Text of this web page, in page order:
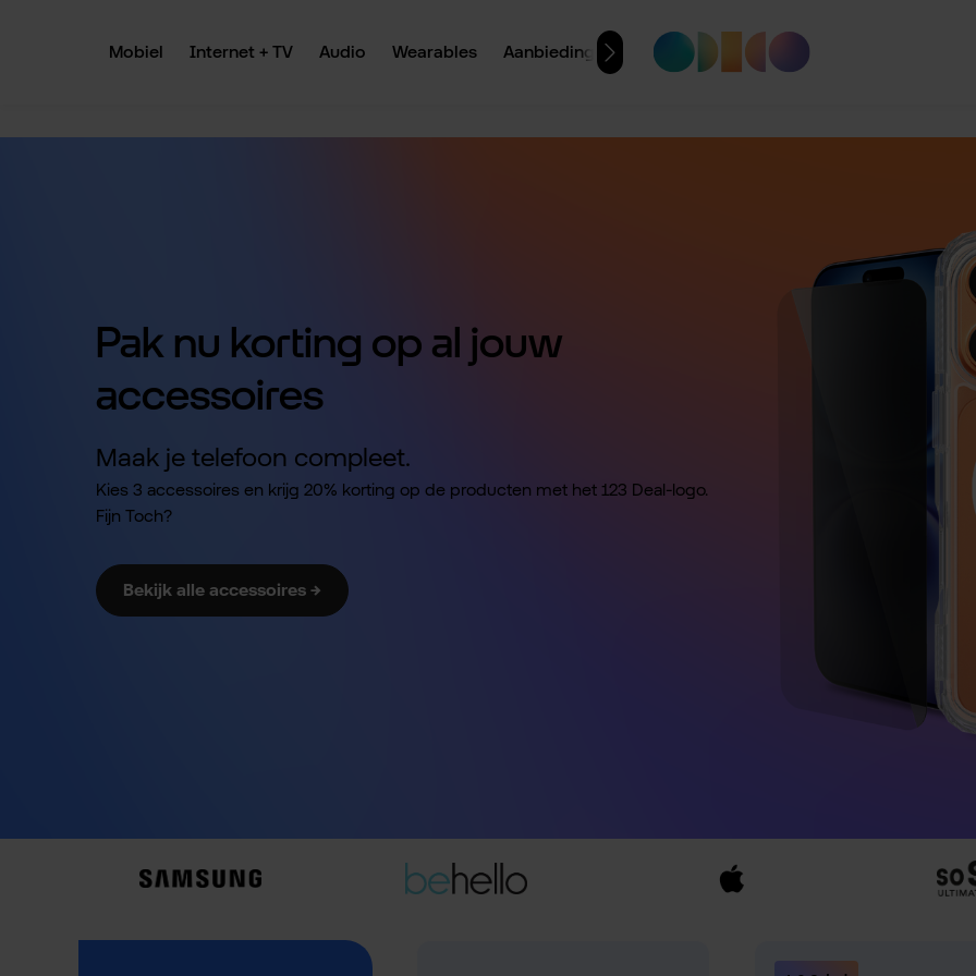
Mobiel
Internet + TV Audio Wearables Aanbiedingen
Pak nu korting op al jouw
accessoires
Maak je telefoon compleet.
Kies 3 accessoires en krijg 20% korting op de producten met het 123 Deal-logo.
Fijn Toch?
Bekijk alle accessoires →